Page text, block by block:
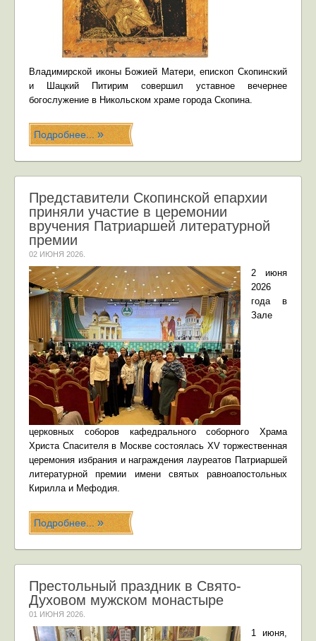
Владимирской иконы Божией Матери, епископ Скопинский
и Шацкий Питирим совершил уставное вечернее
богослужение в Никольском храме города Скопина.
Подробнее...
Представители Скопинской епархии
приняли участие в церемонии
вручения Патриаршей литературной
премии
02 ИЮНЯ 2026
2 июня
2026
года в
Зале
церковных соборов кафедрального соборного Храма
Христа Спасителя в Москве состоялась XV торжественная
церемония избрания и награждения лауреатов Патриаршей
литературной премии имени святых равноапостольных
Кирилла и Мефодия.
Подробнее...
Престольный праздник в Свято-
Духовом мужском монастыре
01 ИЮНЯ 2026
1 июня,